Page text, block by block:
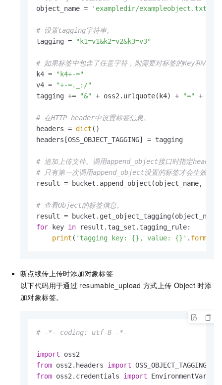
object_name =
'exampledir/exampleobject.txt'
# 设置tagging字符串。
tagging =
"k1=v1&k2=v2&k3=v3"
# 如果标签中包含了任意字符，则需要对标签的Key和Value
k4 =
"k4+-="
v4 =
"+-=._:/"
tagging +=
"&" + oss2.urlquote(k4) + "=" +
# 在HTTP header中设置标签信息。
headers = dict ()
headers[OSS_OBJECT_TAGGING] = tagging
# 追加上传文件。调用append_object接口时指定headers
# 只有第一次调用append_object设置的标签才会生效，后
result = bucket.append_object(object_name,
# 查看Object的标签信息。
for key in result.tag_set.tagging_rule:
print ( 'tagging key: {}, value: {}' . format
断点续传上传时添加对象标签
以下代码用于通过 resumable_upload 方式上传 Object 时添
加对象标签。
# -*- coding: utf-8 -*-
import
from oss2.headers import
from oss2.credentials import